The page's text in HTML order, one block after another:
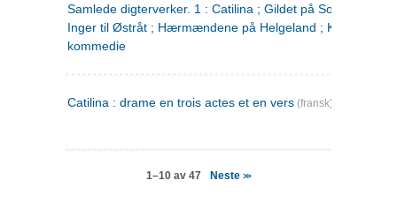
Samlede digterverker. 1 : Catilina ; Gildet på Solhaug ; Fru
Inger til Østråt ; Hærmændene på Helgeland ;
kommedie
Catilina : drame en trois actes et en vers (fransk)
1–10 av 47 Neste>>